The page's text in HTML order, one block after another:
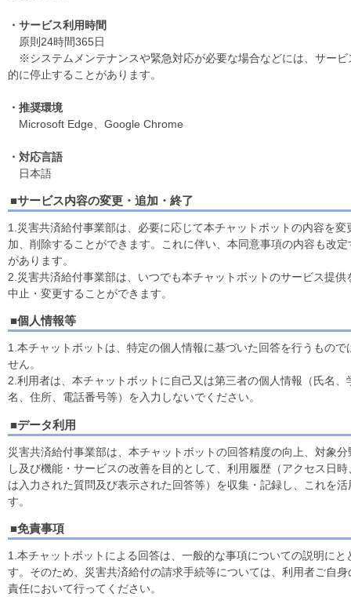
・サービス利用時間
原則24時間365日
※システムメンテナンスや緊急対応が必要な場合などには、サービ
的に停止することがあります。
・推奨環境
Microsoft Edge、Google Chrome
・対応言語
日本語
■サービス内容の変更・追加・終了
1.災害共済給付事業部は、必要に応じて本チャットボットの内容を変
加、削除することができます。これに伴い、本同意事項の内容も改定
があります。
2.災害共済給付事業部は、いつでも本チャットボットのサービス提供
中止・変更することができます。
■個人情報等
1.本チャットボットは、特定の個人情報に基づいた回答を行うもので
せん。
2.利用者は、本チャットボットに自己又は第三者の個人情報（氏名、
名、住所、電話番号等）を入力しないでください。
■データ利用
災害共済給付事業部は、本チャットボットの回答精度の向上、対象分
し及び機能・サービスの改善を目的として、利用履歴（アクセス日時
は入力された質問及び表示された回答等）を収集・記録し、これを活
す。
■免責事項
1.本チャットボットによる回答は、一般的な事項についての説明にと
す。そのため、災害共済給付の請求手続等については、利用者ご自身
責任において行ってください。